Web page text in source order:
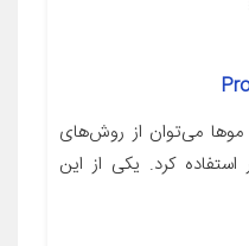
می‌توان از روش‌های
کرد. یکی از این